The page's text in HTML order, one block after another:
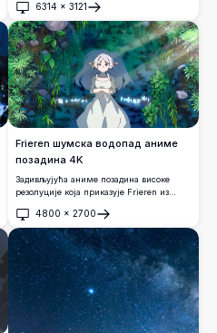
ветрова. Белокоса вилењачка чаробница
је прелепо приказана на фону сањивог
заласка сунца са развијајућом косом и
мистичном атмосфером у ултра-високој
резолуцији.
6314 × 3121
Отвори
Frieren шумска водопад аниме
позадина 4K
Задивљујућа аниме позадина високе
резолуције која приказује Frieren из
мистичном шумском окружењу.
Сребрнокоса вилењачка чаробница стоји
мирно испред светлуцавог водопада,
окружена бујном зеленом вегетацијом и
магичним осветљењем, стварајући
опчињавајућу и спокојну атмосферу
савршену за сваки екран.
4800 × 2700
Отвори